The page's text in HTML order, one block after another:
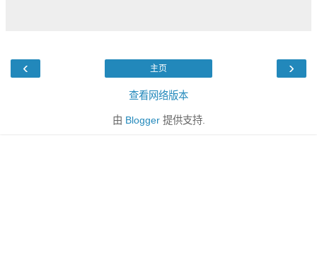
‹ ›
主页
查看网络版本
由 Blogger提供支持.